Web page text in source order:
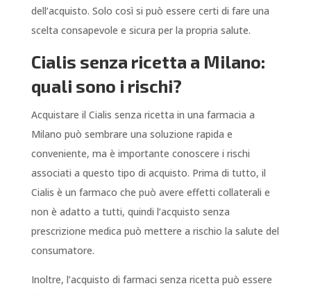
dell’acquisto. Solo così si può essere certi di fare una
scelta consapevole e sicura per la propria salute.
Cialis senza ricetta a Milano:
quali sono i rischi?
Acquistare il Cialis senza ricetta in una farmacia a
Milano può sembrare una soluzione rapida e
conveniente, ma è importante conoscere i rischi
associati a questo tipo di acquisto. Prima di tutto, il
Cialis è un farmaco che può avere effetti collaterali e
non è adatto a tutti, quindi l’acquisto senza
prescrizione medica può mettere a rischio la salute del
consumatore.
Inoltre, l’acquisto di farmaci senza ricetta può essere